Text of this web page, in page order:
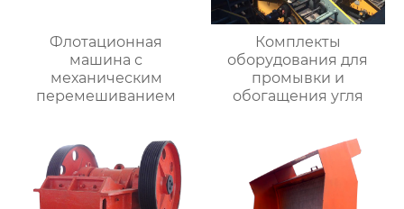
Флотационная
машина с
механическим
перемешиванием
Комплекты
оборудования для
промывки и
обогащения угля